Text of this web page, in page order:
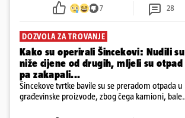
7 28
DOZVOLA ZA TROVANJE
Kako su operirali Šincekovi: Nudili su
niže cijene od drugih, mljeli su otpad
pa zakapali...
Šincekove tvrtke bavile su se preradom otpada u
građevinske proizvode, zbog čega kamioni, bale